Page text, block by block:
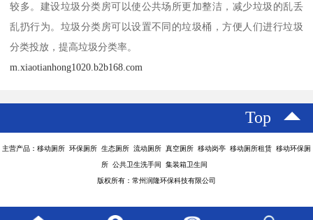
较多。建设垃圾分类房可以使公共场所更加整洁，减少垃圾的乱丢
乱扔行为。垃圾分类房可以设置不同的垃圾桶，方便人们进行垃圾
分类投放，提高垃圾分类率。
m.xiaotianhong1020.b2b168.com
Top
主营产品：移动厕所 环保厕所 生态厕所 流动厕所 真空厕所 移动岗亭 移动厕所租赁 移动环保厕
所 公共卫生洗手间 集装箱卫生间
版权所有：常州润隆环保科技有限公司